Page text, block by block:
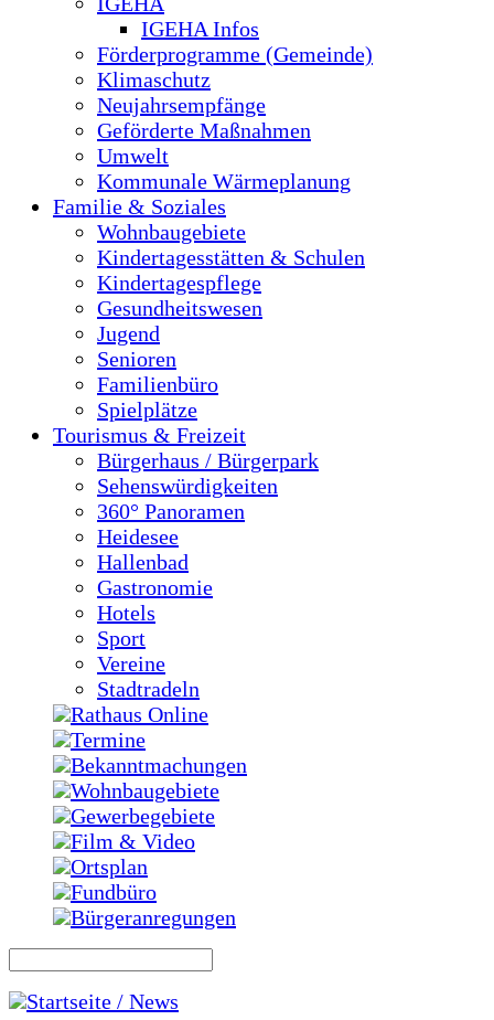
IGEHA Infos
Förderprogramme (Gemeinde)
Klimaschutz
Neujahrsempfänge
Geförderte Maßnahmen
Umwelt
Kommunale Wärmeplanung
Familie & Soziales
Wohnbaugebiete
Kindertagesstätten & Schulen
Kindertagespflege
Gesundheitswesen
Jugend
Senioren
Familienbüro
Spielplätze
Tourismus & Freizeit
Bürgerhaus / Bürgerpark
Sehenswürdigkeiten
360° Panoramen
Heidesee
Hallenbad
Gastronomie
Hotels
Sport
Vereine
Stadtradeln
Rathaus Online
Termine
Bekanntmachungen
Wohnbaugebiete
Gewerbegebiete
Film & Video
Ortsplan
Fundbüro
Bürgeranregungen
Startseite / News